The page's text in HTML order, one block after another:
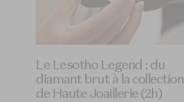
Le Lesotho Legend : du
diamant brut à la collection
de Haute Joaillerie (2h)